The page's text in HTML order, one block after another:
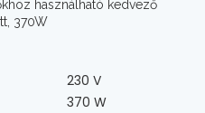
használható kedvező
370W
230 V
370 W